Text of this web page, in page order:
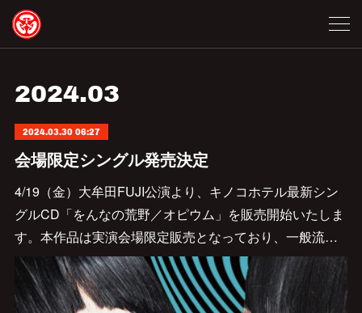
2024.03
2024.03.30 06:27
会場限定シングル発売決定
4/19（金）大牟田FUJI公演より、キノコホテル最新シン
グルCD「をんなの荒野／オピウム」を販売開始いたしま
す。本作品は実演会場限定販売となっており、一般流…